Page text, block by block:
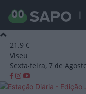
21.9 C
Viseu
Sexta-feira, 7 de